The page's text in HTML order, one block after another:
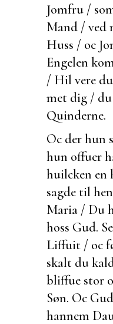
Jomfru /
Mand / ved
Huss / oc
Engelen
/ Hil vere
met dig /
Quinderne.
Oc der hun
hun offuer
huilcken en
sagde til
Maria / Du
hoss Gud.
Liffuit / oc
skalt du
bliffue stor
Søn. Oc
hannem